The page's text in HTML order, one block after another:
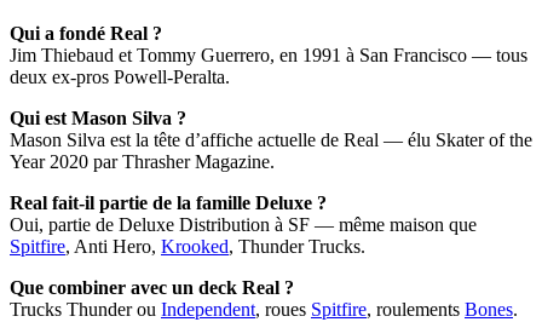
Qui a fondé Real ?
Jim Thiebaud et Tommy Guerrero, en 1991 à San Francisco — tous
deux ex-pros Powell-Peralta.
Qui est Mason Silva ?
Mason Silva est la tête d’affiche actuelle de Real — élu Skater of the
Year 2020 par Thrasher Magazine.
Real fait-il partie de la famille Deluxe ?
Oui, partie de Deluxe Distribution à SF — même maison que
Spitfire, Anti Hero, Krooked, Thunder Trucks.
Que combiner avec un deck Real ?
Trucks Thunder ou Independent, roues Spitfire, roulements Bones.